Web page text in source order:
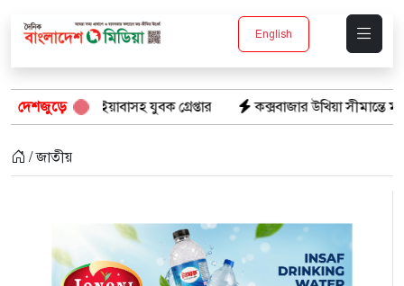
English
দেশজুড়ে
ইয়াবাসহ যুবক গ্রেপ্তার কক্সবাজার উখিয়া সীমান্তে মাইন
/ জাতীয়